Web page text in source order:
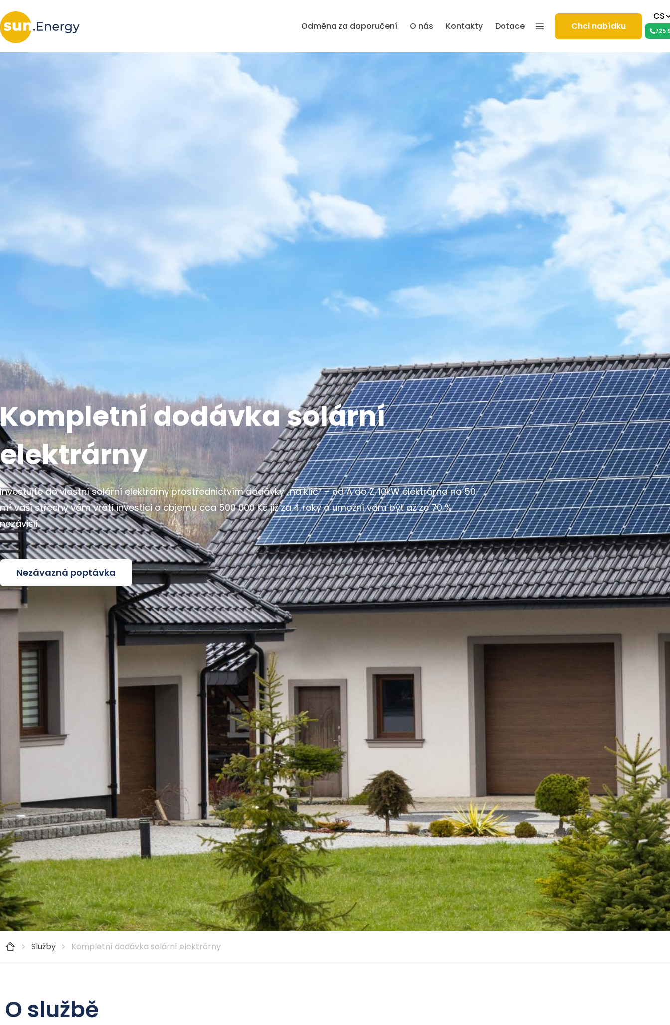
Odměna za doporučení O nás Kontakty Dotace Chci nabídku 725
CS
Kompletní dodávka solární
elektrárny
Investujte do vlastní solární elektrárny prostřednictvím dodávky „na klíč“ – od A do Z. 10kW elektrárna na 50
m² vaší střechy vám vrátí investici o objemu cca 500 000 Kč již za 4 roky a umožní vám být až ze 70 %
nezávislí.
Nezávazná poptávka
Služby Kompletní dodávka solární elektrárny
O službě